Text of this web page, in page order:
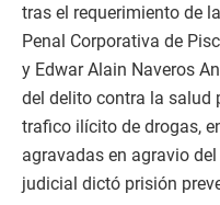
tras el requerimiento de
Penal Corporativa de
y Edwar Alain Naveros
del delito contra la salud
trafico ilícito de drogas,
agravadas en agravio
judicial dictó prisión